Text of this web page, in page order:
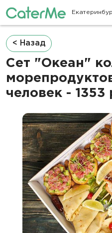
Строка
навигации
< Назад
Сет "Океан"
человек - 1353